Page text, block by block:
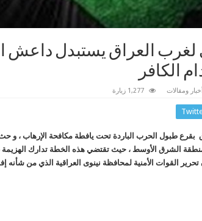
العراق يستبدل داعش
الكافر
أخبار ومقالات 1,277 زيارة
بقرع طبول الحرب الباردة تحت يافطة مكافحة الإرهاب ، و
الشرق الأوسط ، حيث تقتضي هذه الخطة تدارك الهزيمة
تحرير القوات الأمنية لمحافظة نينوى العراقية الذي من